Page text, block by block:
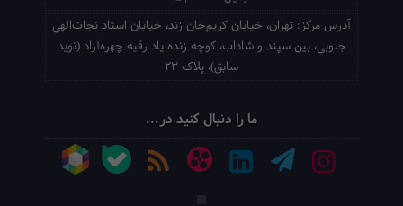
آدرس مرکز: تهران، خیابان کریم‌خان زند، خیابان استاد نجات‌الهی
جنوبی، بین سپند و شاداب، کوچه زنده یاد رقیه چهره‌آزاد (نوید
سابق)، پلاک 23
ما را دنبال کنید در...